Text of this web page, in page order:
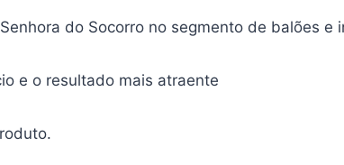
do Socorro no segmento de balões e
e o resultado mais atraente